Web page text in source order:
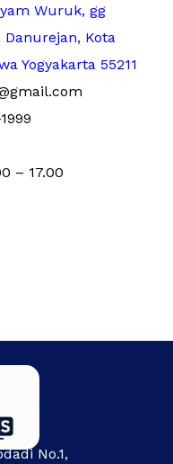
Wuruk, gg
Danurejan, Kota
Yogyakarta 55211
– 17.00
No.1,